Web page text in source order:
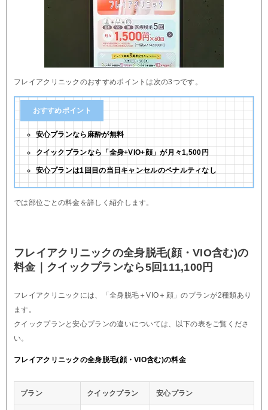
フレイアクリニックのおすすめポイントは次の3つです。
おすすめポイント
安心プランなら麻酔が無料
クイックプランなら「全身+VIO+顔」が月々1,500円
安心プランは1回目の当日キャンセルのペナルティなし
では部位ごとの料金を詳しく紹介します。
フレイアクリニックの全身脱毛(顔・VIO含む)の
料金｜クイックプランなら5回111,100円
フレイアクリニックには、「全身脱毛＋VIO＋顔」のプランが2種類あり
ます。
クイックプランと安心プランの違いについては、以下の表をご覧くださ
い。
フレイアクリニックの全身脱毛(顔・VIO含む)の料金
プラン クイックプラン 安心プラン